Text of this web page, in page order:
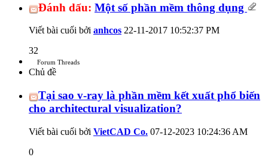
Đánh dấu: Một số phần mềm thông dụng
Viết bài cuối bởi anhcos 22-11-2017 10:52:37 PM
32
Forum Threads
Chủ đề
Tại sao v-ray là phần mềm kết xuất phổ biến
cho architectural visualization?
Viết bài cuối bởi VietCAD Co. 07-12-2023 10:24:36 AM
0